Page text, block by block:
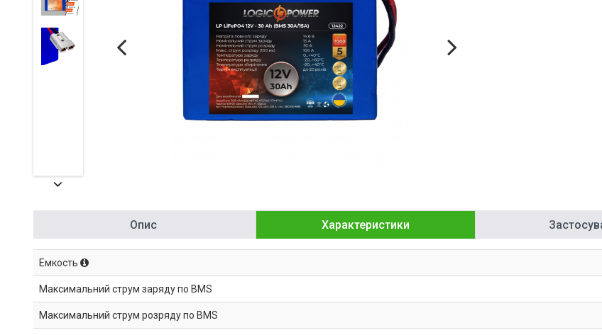
Опис Характеристики
Емкость
Максимальний струм заряду по BMS
Максимальний струм розряду по BMS